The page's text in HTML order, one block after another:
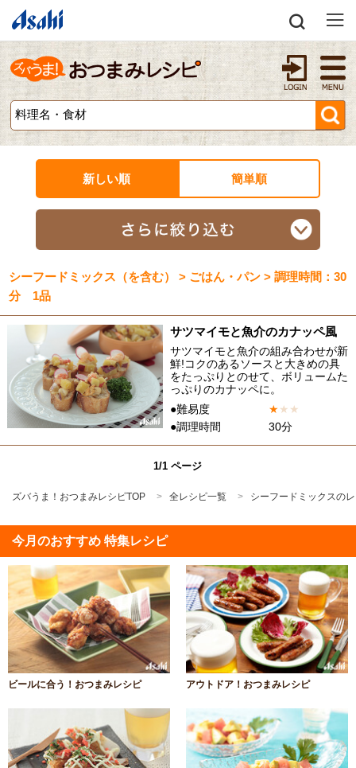
新しい順 簡単順
シーフードミックス（を含む） > ごはん・パン > 調理時間：30
分 1品
サツマイモと魚介のカナッペ風
サツマイモと魚介の組み合わせが新
鮮!コクのあるソースと大きめの具
をたっぷりとのせて、ボリュームた
っぷりのカナッペに。
●難易度
★★ ★
●調理時間
30分
1/1 ページ
ズバうま！おつまみレシピTOP 全レシピ一覧 シーフードミックスの
今月のおすすめ 特集レシピ
ビールに合う！おつまみレシピ アウトドア！おつまみレシピ